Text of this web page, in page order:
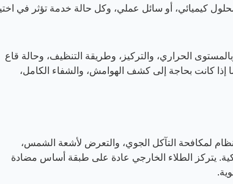
كيميائي، أو سائل عملي، وكل حالة خدمة تؤثر في
الحراري، والتركيز، وطريقة التنظيف، وحالة قاع
إذا كانت بحاجة إلى كشف الهوامش، والشفاء الكامل،
لمكافحة التآكل الجوي، والتعرض لأشعة الشمس،
يتركز الطلاء الخارجي عادة على طبقة أساس مضادة